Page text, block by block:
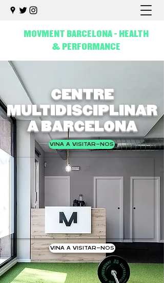
MOVMENT BARCELONA - HEALTH
& PERFORMANCE
CENTRE
MULTIDISCIPLINAR
A BARCELONA
VINA A VISITAR-NOS
VINA A VISITAR-NOS